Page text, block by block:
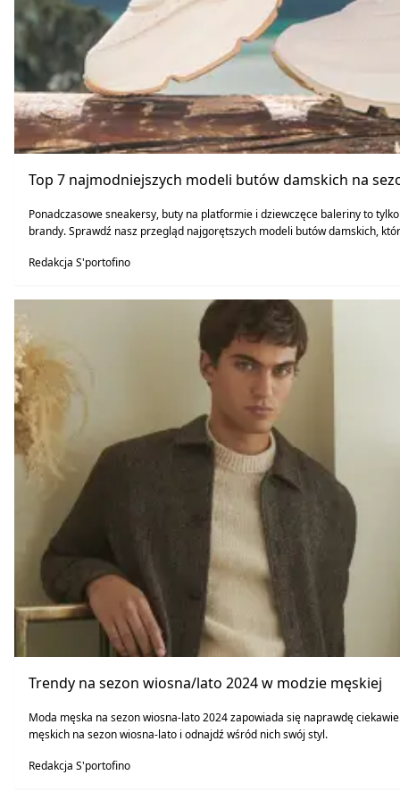
Top 7 najmodniejszych modeli butów damskich na
Ponadczasowe sneakersy, buty na platformie i dziewczęce baleriny to
brandy. Sprawdź nasz przegląd najgorętszych modeli butów damskich,
Redakcja S'portofino
Trendy na sezon wiosna/lato 2024 w modzie męskiej
Moda męska na sezon wiosna-lato 2024 zapowiada się naprawdę
męskich na sezon wiosna-lato i odnajdź wśród nich swój styl.
Redakcja S'portofino